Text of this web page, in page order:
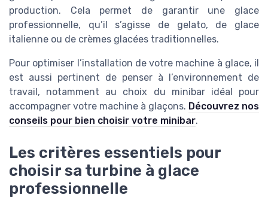
production. Cela permet de garantir une glace
professionnelle, qu’il s’agisse de gelato, de glace
italienne ou de crèmes glacées traditionnelles.
Pour optimiser l’installation de votre machine à glace, il
est aussi pertinent de penser à l’environnement de
travail, notamment au choix du minibar idéal pour
accompagner votre machine à glaçons. Découvrez nos
conseils pour bien choisir votre minibar.
Les critères essentiels pour
choisir sa turbine à glace
professionnelle